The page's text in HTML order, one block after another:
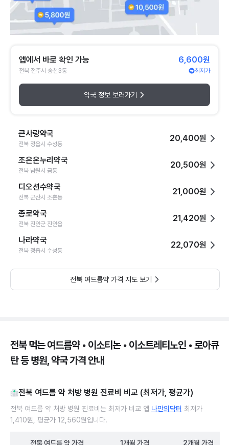
앱에서 바로 확인 가능
전북 전주시 송천3동
6,600원
최저가
약국 정보 보러가기
큰사랑약국
전북 정읍시 수성동
20,400원
조은온누리약국
전북 남원시 금동
20,500원
디오션수약국
전북 군산시 조촌동
21,000원
종로약국
전북 진안군 진안읍
21,420원
나라약국
전북 정읍시 수성동
22,070원
전북 여드름약 가격 지도 보기
전북 먹는 여드름약 • 이소티논 • 이소트레티노인 • 로아큐
탄 등 병원, 약국 가격 안내
전북 여드름 약 처방 병원 진료비 비교 (최저가, 평균가)
전북 여드름 약 처방 병원 진료비는 최저가 비교 앱 나만의닥터 최저가
1,410원, 평균가 12,560원입니다.
전북 여드름 약가격 1개월 가격 2개월 가격